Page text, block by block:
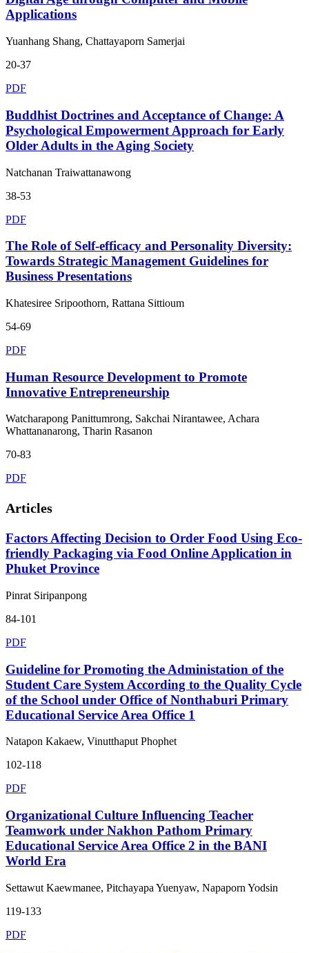
Applications
Yuanhang Shang, Chattayaporn Samerjai
20-37
PDF
Buddhist Doctrines and Acceptance of Change: A
Psychological Empowerment Approach for Early
Older Adults in the Aging Society
Natchanan Traiwattanawong
38-53
PDF
The Role of Self-efficacy and Personality Diversity:
Towards Strategic Management Guidelines for
Business Presentations
Khatesiree Sripoothorn, Rattana Sittioum
54-69
PDF
Human Resource Development to Promote
Innovative Entrepreneurship
Watcharapong Panittumrong, Sakchai Nirantawee, Achara
Whattananarong, Tharin Rasanon
70-83
PDF
Articles
Factors Affecting Decision to Order Food Using Eco-
friendly Packaging via Food Online Application in
Phuket Province
Pinrat Siripanpong
84-101
PDF
Guideline for Promoting the Administation of the
Student Care System According to the Quality Cycle
of the School under Office of Nonthaburi Primary
Educational Service Area Office 1
Natapon Kakaew, Vinutthaput Phophet
102-118
PDF
Organizational Culture Influencing Teacher
Teamwork under Nakhon Pathom Primary
Educational Service Area Office 2 in the BANI
World Era
Settawut Kaewmanee, Pitchayapa Yuenyaw, Napaporn Yodsin
119-133
PDF